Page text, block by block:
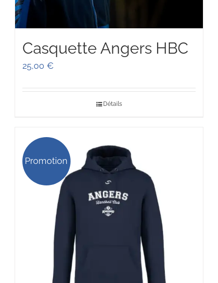
Casquette Angers HBC
25,00 €
Détails
Promotion